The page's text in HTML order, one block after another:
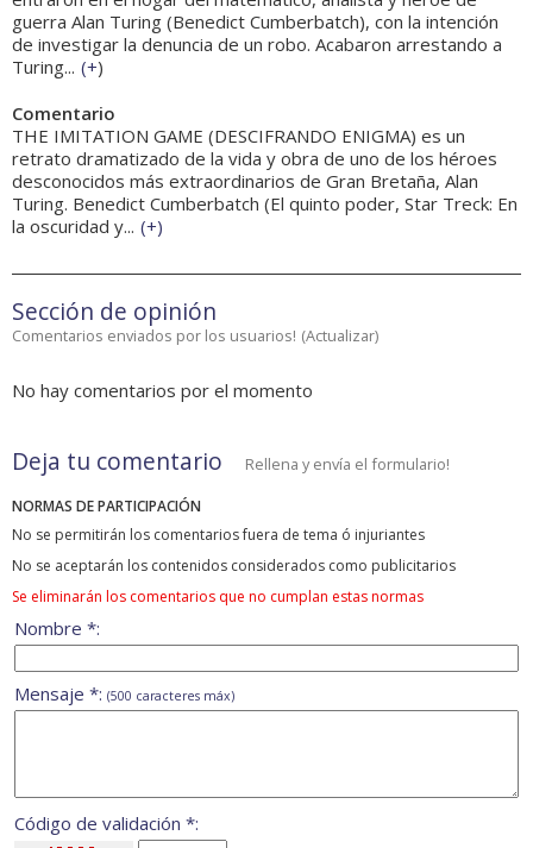
guerra Alan Turing (Benedict Cumberbatch), con la intención
de investigar la denuncia de un robo. Acabaron arrestando a
Turing... (+)
Comentario
THE IMITATION GAME (DESCIFRANDO ENIGMA) es un
retrato dramatizado de la vida y obra de uno de los héroes
desconocidos más extraordinarios de Gran Bretaña, Alan
Turing. Benedict Cumberbatch (El quinto poder, Star Treck: En
la oscuridad y... (+)
Sección de opinión
Comentarios enviados por los usuarios! (Actualizar)
No hay comentarios por el momento
Deja tu comentario Rellena y envía el formulario!
NORMAS DE PARTICIPACIÓN
No se permitirán los comentarios fuera de tema ó injuriantes
No se aceptarán los contenidos considerados como publicitarios
Se eliminarán los comentarios que no cumplan estas normas
Nombre *:
Mensaje *: (500 caracteres máx)
Código de validación *: